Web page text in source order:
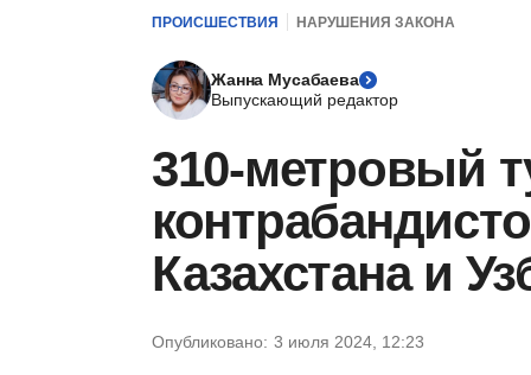
ПРОИСШЕСТВИЯ НАРУШЕНИЯ ЗАКОНА
Жанна Мусабаева
Выпускающий редактор
310-метровый
Казахстана и
Опубликовано: 3 июля 2024, 12:23